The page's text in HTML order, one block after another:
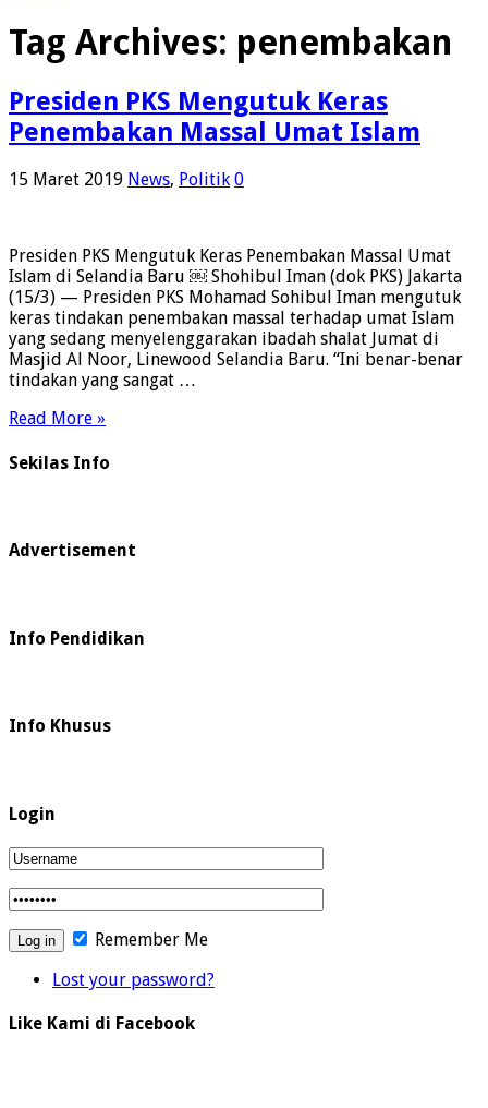
Tag Archives: penembakan
Presiden PKS Mengutuk Keras
Penembakan Massal Umat Islam
15 Maret 2019 News, Politik 0
Presiden PKS Mengutuk Keras Penembakan Massal Umat
Islam di Selandia Baru ￼ Shohibul Iman (dok PKS) Jakarta
(15/3) — Presiden PKS Mohamad Sohibul Iman mengutuk
keras tindakan penembakan massal terhadap umat Islam
yang sedang menyelenggarakan ibadah shalat Jumat di
Masjid Al Noor, Linewood Selandia Baru. “Ini benar-benar
tindakan yang sangat …
Read More »
Sekilas Info
Advertisement
Info Pendidikan
Info Khusus
Login
Remember Me
Lost your password?
Like Kami di Facebook